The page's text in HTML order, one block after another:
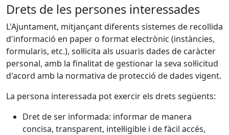
Drets de les persones interessades
L'Ajuntament, mitjançant diferents sistemes de recollida
d'informació en paper o format electrònic (instàncies,
formularis, etc.), sol·licita als usuaris dades de caràcter
personal, amb la finalitat de gestionar la seva sol·licitud
d'acord amb la normativa de protecció de dades vigent.
La persona interessada pot exercir els drets següents:
Dret de ser informada: informar de manera
concisa, transparent, intel·ligible i de fàcil accés,